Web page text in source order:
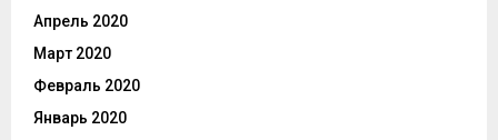
Апрель 2020
Март 2020
Февраль 2020
Январь 2020